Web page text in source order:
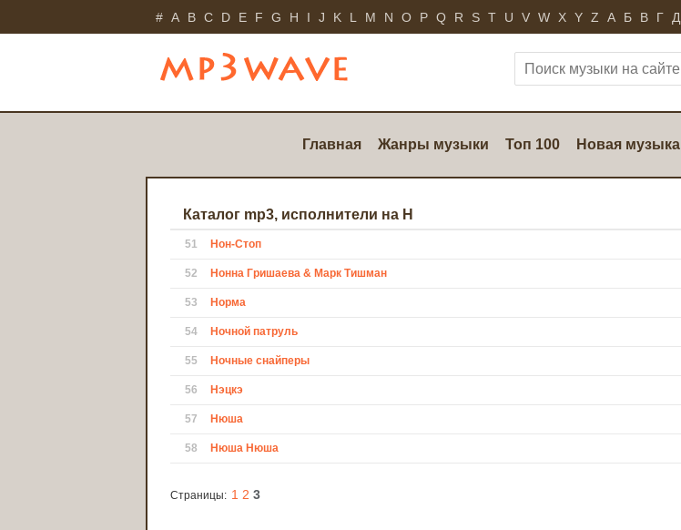
# A B C D E F G H I J K L M N O P Q R S T U V W X Y Z А Б В Г Д
Главная Жанры музыки Топ 100 Новая музыка
Каталог mp3, исполнители на Н
51 Нон-Стоп
52 Нонна Гришаева & Марк Тишман
53 Норма
54 Ночной патруль
55 Ночные снайперы
56 Нэцкэ
57 Нюша
58 Нюша Нюша
Страницы: 1 2 3